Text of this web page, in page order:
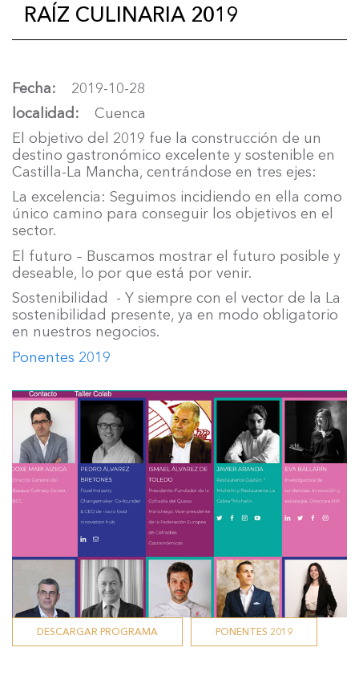
RAÍZ CULINARIA 2019
Fecha
2019-10-28
localidad
Cuenca
El objetivo del 2019 fue la construcción de un
destino gastronómico excelente y sostenible en
Castilla-La Mancha, centrándose en tres ejes:
La excelencia: Seguimos incidiendo en ella como
único camino para conseguir los objetivos en el
sector.
El futuro – Buscamos mostrar el futuro posible y
deseable, lo por que está por venir.
Sostenibilidad - Y siempre con el vector de la La
sostenibilidad presente, ya en modo obligatorio
en nuestros negocios.
Ponentes 2019
DESCARGAR PROGRAMA PONENTES 2019